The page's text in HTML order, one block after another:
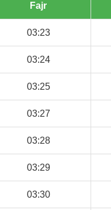
Fajr
03:23
03:24
03:25
03:27
03:28
03:29
03:30